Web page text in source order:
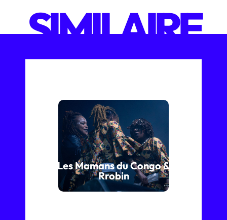
SIMILAIRE
Les Mamans du Congo &
Rrobin